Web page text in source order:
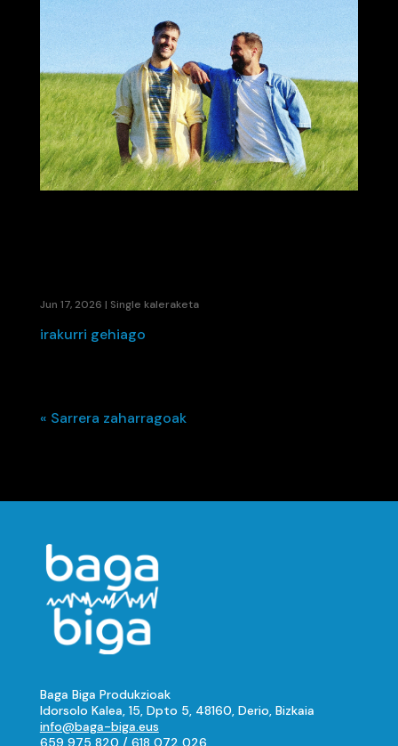
Jun 17, 2026 | Single kaleraketa
irakurri gehiago
« Sarrera zaharragoak
Baga Biga Produkzioak
Idorsolo Kalea, 15, Dpto 5, 48160, Derio, Bizkaia
info@baga-biga.eus
659 975 820 / 618 072 026